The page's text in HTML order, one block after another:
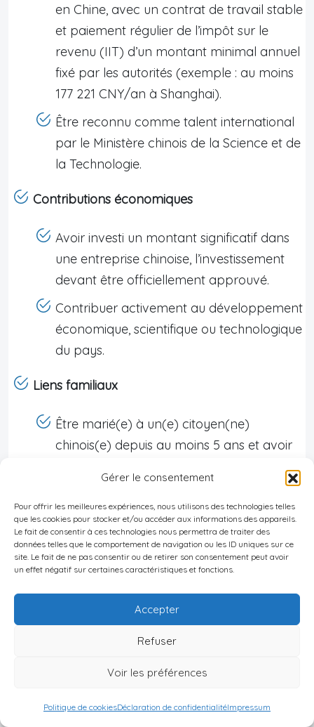
Gérer le consentement
Pour offrir les meilleures expériences, nous utilisons des technologies telles
que les cookies pour stocker et/ou accéder aux informations des appareils.
Le fait de consentir à ces technologies nous permettra de traiter des
données telles que le comportement de navigation ou les ID uniques sur ce
site. Le fait de ne pas consentir ou de retirer son consentement peut avoir
un effet négatif sur certaines caractéristiques et fonctions.
Accepter
Refuser
Voir les préférences
Politique de cookiesDéclaration de confidentialitéImpressum
en Chine, avec un contrat de travail stable
et paiement régulier de l’impôt sur le
revenu (IIT) d’un montant minimal annuel
fixé par les autorités (exemple : au moins
177 221 CNY/an à Shanghai).
Être reconnu comme talent international
par le Ministère chinois de la Science et de
la Technologie.
Contributions économiques
Avoir investi un montant significatif dans
une entreprise chinoise, l’investissement
devant être officiellement approuvé.
Contribuer activement au développement
économique, scientifique ou technologique
du pays.
Liens familiaux
Être marié(e) à un(e) citoyen(ne)
chinois(e) depuis au moins 5 ans et avoir
ou d’un résident permanent.
Autres exigences générales
Résider en Chine au moins six mois par an
pendant la période requise.
Ne pas avoir de casier judiciaire.
Démarches administratives et